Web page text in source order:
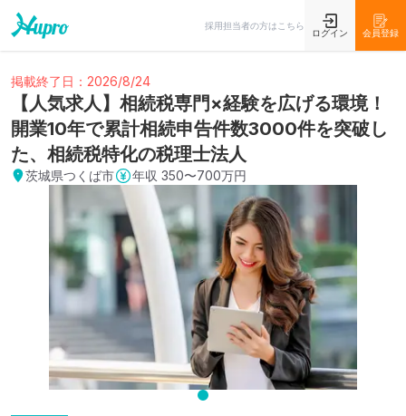
採用担当者の方はこちら
ログイン 会員登録
掲載終了日：2026/8/24
【人気求人】相続税専門×経験を広げる環境！
開業10年で累計相続申告件数3000件を突破し
た、相続税特化の税理士法人
茨城県つくば市 年収 350〜700万円